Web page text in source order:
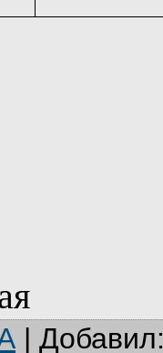
| Добавил